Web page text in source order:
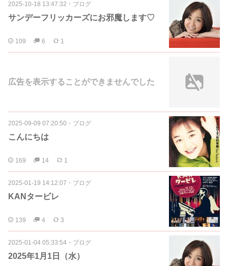
2025-10-18 13:47:32 ・ ブログ
サンデーフリッカーズにお邪魔します♡
109 6 1
広告を表示することができませんでした
2025-09-09 07:20:50 ・ ブログ
こんにちは
169 14 1
2025-01-19 14:12:07 ・ ブログ
KANタービレ
139 4 3
2025-01-04 05:33:54 ・ ブログ
2025年1月1日（水）